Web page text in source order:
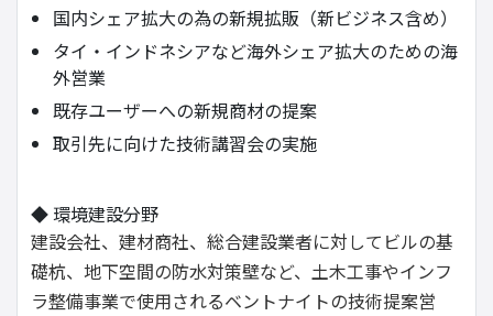
国内シェア拡大の為の新規拡販（新ビジネス含め）
タイ・インドネシアなど海外シェア拡大のための海
外営業
既存ユーザーへの新規商材の提案
取引先に向けた技術講習会の実施
◆ 環境建設分野
建設会社、建材商社、総合建設業者に対してビルの基
礎杭、地下空間の防水対策壁など、土木工事やインフ
ラ整備事業で使用されるベントナイトの技術提案営